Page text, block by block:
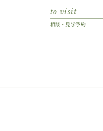
to visit
相談・見学予約